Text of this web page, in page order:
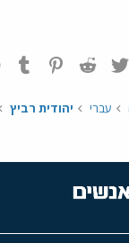
Twitter
Reddit
עברי יהודית רביץ